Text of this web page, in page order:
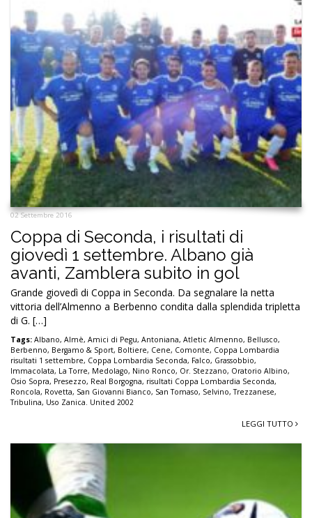
02 Settembre 2016
Coppa di Seconda, i risultati di
giovedì 1 settembre. Albano già
avanti, Zamblera subito in gol
Grande giovedì di Coppa in Seconda. Da segnalare la netta
vittoria dell’Almenno a Berbenno condita dalla splendida tripletta
di G. […]
Tags: Albano, Almè, Amici di Pegu, Antoniana, Atletic Almenno, Bellusco,
Berbenno, Bergamo & Sport, Boltiere, Cene, Comonte, Coppa Lombardia
risultati 1 settembre, Coppa Lombardia Seconda, Falco, Grassobbio,
Immacolata, La Torre, Medolago, Nino Ronco, Or. Stezzano, Oratorio Albino,
Osio Sopra, Presezzo, Real Borgogna, risultati Coppa Lombardia Seconda,
Roncola, Rovetta, San Giovanni Bianco, San Tomaso, Selvino,Trezzanese,
Tribulina, Uso Zanica. United 2002
LEGGI TUTTO